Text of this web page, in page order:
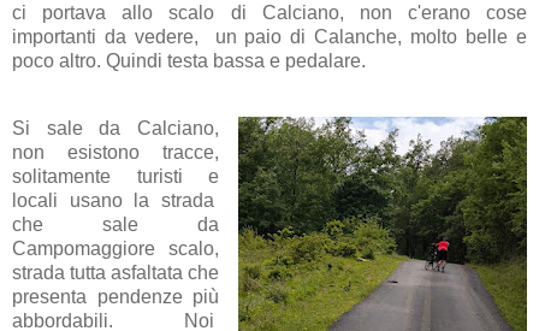
ci portava allo scalo di Calciano, non c'erano cose
importanti da vedere, un paio di Calanche, molto belle e
poco altro. Quindi testa bassa e pedalare.
Si sale da Calciano,
non esistono tracce,
solitamente turisti e
locali usano la strada
che sale da
Campomaggiore scalo,
strada tutta asfaltata che
presenta pendenze più
abbordabili. Noi